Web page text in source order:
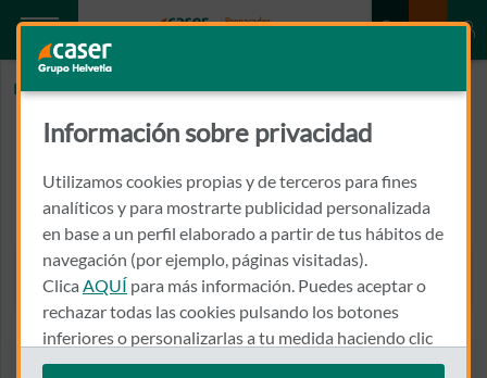
Inicio FERRANDIS CAMPOS, VICENTE
FERRANDIS CAMPOS, VICENTE
46117 - BETERA
961 601 554
Llamar a FERRANDIS
Información sobre privacidad
Utilizamos cookies propias y de terceros para fines
analíticos y para mostrarte publicidad personalizada
en base a un perfil elaborado a partir de tus hábitos de
navegación (por ejemplo, páginas visitadas).
Clica AQUÍ para más información. Puedes aceptar o
rechazar todas las cookies pulsando los botones
inferiores o personalizarlas a tu medida haciendo clic
en"configurar cookies".